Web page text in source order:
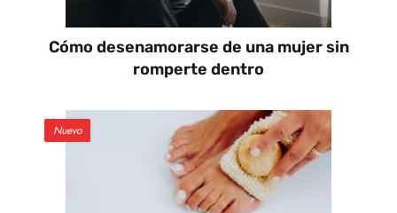
Cómo desenamorarse de una mujer sin
romperte dentro
Nuevo